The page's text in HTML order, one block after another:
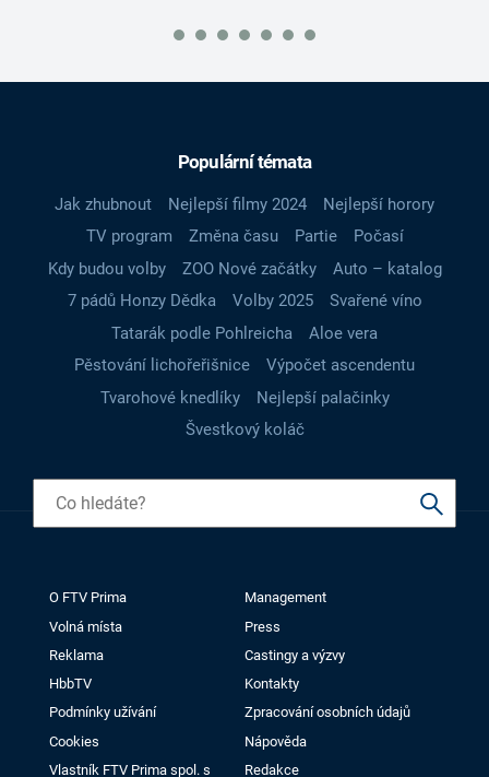
Populární témata
Jak zhubnout Nejlepší filmy 2024
Nejlepší horory
TV program
Změna času Partie
Počasí
Kdy budou volby
ZOO Nové začátky
Auto – katalog
7 pádů Honzy Dědka
Volby 2025
Svařené víno
Tatarák podle Pohlreicha
Aloe vera
Pěstování lichořeřišnice
Výpočet ascendentu
Tvarohové knedlíky
Nejlepší palačinky
Švestkový koláč
O FTV Prima
Management
Volná místa
Press
Reklama
Castingy a výzvy
HbbTV
Kontakty
Podmínky užívání
Zpracování osobních údajů
Cookies
Nápověda
Vlastník FTV Prima spol. s
Redakce